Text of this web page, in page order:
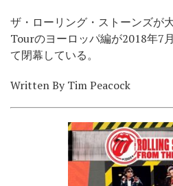
ザ・ローリング・ストーンズが
Tourのヨーロッパ編が2018年7
て閉幕している。
Written By Tim Peacock